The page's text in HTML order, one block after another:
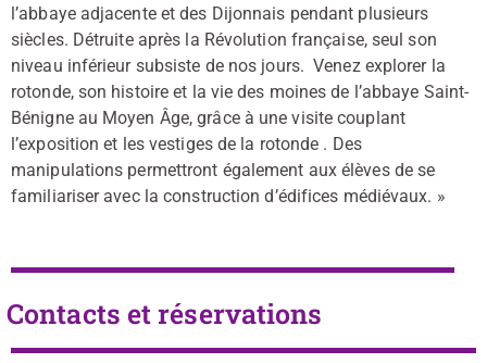
l’abbaye adjacente et des Dijonnais pendant plusieurs
siècles. Détruite après la Révolution française, seul son
niveau inférieur subsiste de nos jours. Venez explorer la
rotonde, son histoire et la vie des moines de l’abbaye Saint-
Bénigne au Moyen Âge, grâce à une visite couplant
l’exposition et les vestiges de la rotonde . Des
manipulations permettront également aux élèves de se
familiariser avec la construction d’édifices médiévaux. »
Contacts et réservations